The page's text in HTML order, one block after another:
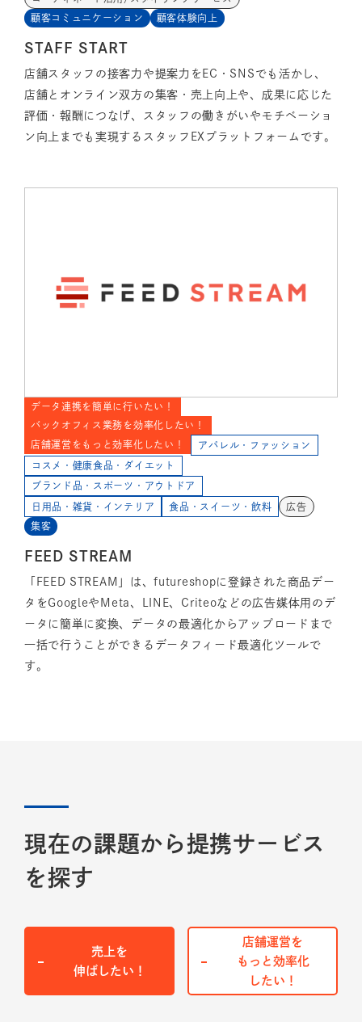
顧客コミュニケーション 顧客体験向上
STAFF START
店舗スタッフの接客力や提案力をEC・SNSでも活かし、
店舗とオンライン双方の集客・売上向上や、成果に応じた
評価・報酬につなげ、スタッフの働きがいやモチベーショ
ン向上までも実現するスタッフEXプラットフォームです。
データ連携を簡単に行いたい！
バックオフィス業務を効率化したい！
店舗運営をもっと効率化したい！
アパレル・ファッション
コスメ・健康食品・ダイエット
ブランド品・スポーツ・アウトドア
日用品・雑貨・インテリア 食品・スイーツ・飲料 広告
集客
FEED STREAM
「FEED STREAM」は、futureshopに登録された商品デー
タをGoogleやMeta、LINE、Criteoなどの広告媒体用のデ
ータに簡単に変換、データの最適化からアップロードまで
一括で行うことができるデータフィード最適化ツールで
す。
現在の課題から提携サービス
を探す
売上を
伸ばしたい！
店舗運営を
もっと効率化
したい！